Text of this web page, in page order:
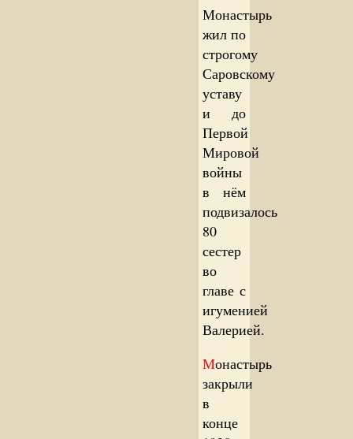
Монастырь
жил по
строгому
Саровскому
уставу
и до
Первой
Мировой
войны
в нём
подвизалось
80
сестер
во
главе с
игуменией
Валерией.
Монастырь
закрыли
в
конце